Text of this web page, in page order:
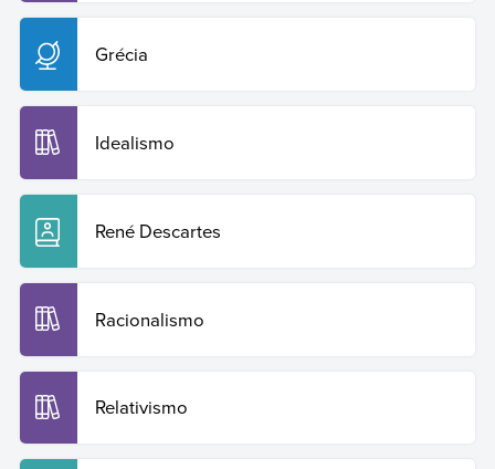
Grécia
Idealismo
René Descartes
Racionalismo
Relativismo